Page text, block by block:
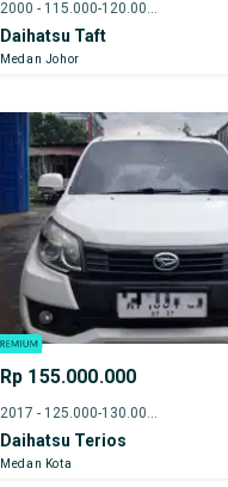
Daihatsu Taft
Medan Johor
Rp 155.000.000
Daihatsu Terios
Medan Kota